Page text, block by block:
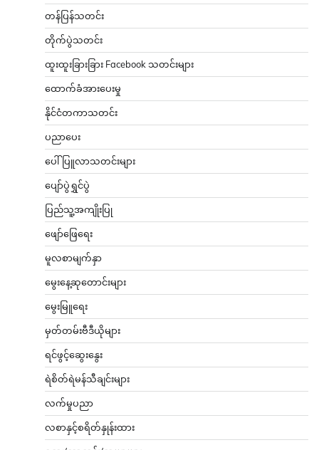
တန်ပြန်သတင်း
တိုက်ပွဲသတင်း
ထူးထူးခြားခြား Facebook သတင်းများ
ထောက်ခံအားပေးမှု
နိုင်ငံတကာသတင်း
ပညာပေး
ပေါ်ပြူလာသတင်းများ
ပျော်ပွဲရွှင်ပွဲ
ပြည်သူ့အကျိုးပြု
ဖျော်ဖြေရေး
မူလစာမျက်နှာ
မွေးနေ့ဆုတောင်းများ
မွေးမြူရေး
မှတ်တမ်းဗီဒီယိုများ
ရင်ဖွင့်ဆွေးနွေး
ရဲစိတ်ရဲမန်သီချင်းများ
လက်မှုပညာ
လစာနှင့်စရိတ်နှုန်းထား